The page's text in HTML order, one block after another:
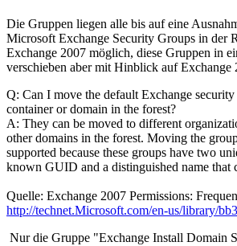
Die Gruppen liegen alle bis auf eine
Microsoft Exchange Security Groups in der
Exchange 2007 möglich, diese Gruppen in
verschieben aber mit Hinblick auf Exchange
Q: Can I move the default Exchange
container or domain in the forest?
A: They can be moved to different
other domains in the forest. Moving the
supported because these groups have two
known GUID and a distinguished name that
Quelle: Exchange 2007 Permissions:
http://technet.Microsoft.com/en-us/library/
Nur die Gruppe "Exchange Install Domain